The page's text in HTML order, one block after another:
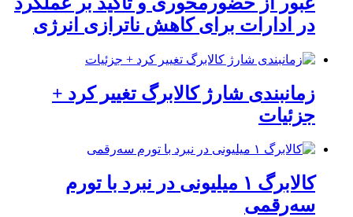
در ادارات برای کاهش ناترازی انرژی
زمانبندی شارژ کالابرگ تغییر کرد +
جزئیات
کالابرگ ۱ میلیونی در نبرد با تورم
سه‌رقمی